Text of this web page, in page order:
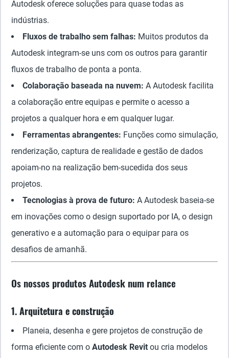
Autodesk oferece soluções para quase todas as
indústrias.
Fluxos de trabalho sem falhas: Muitos produtos da
Autodesk integram-se uns com os outros para garantir
fluxos de trabalho de ponta a ponta.
Colaboração baseada na nuvem: A Autodesk facilita
a colaboração entre equipas e permite o acesso a
projetos a qualquer hora e em qualquer lugar.
Ferramentas abrangentes: Funções como simulação,
renderização, captura de realidade e gestão de dados
apoiam-no na realização bem-sucedida dos seus
projetos.
Tecnologias à prova de futuro: A Autodesk baseia-se
em inovações como o design suportado por IA, o design
generativo e a automação para o equipar para os
desafios de amanhã.
Os nossos produtos Autodesk num relance
1. Arquitetura e construção
Planeia, desenha e gere projetos de construção de
forma eficiente com o Autodesk Revit ou cria modelos